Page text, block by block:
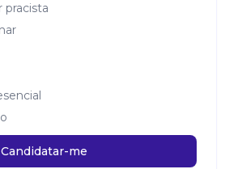
pracista
Candidatar-me